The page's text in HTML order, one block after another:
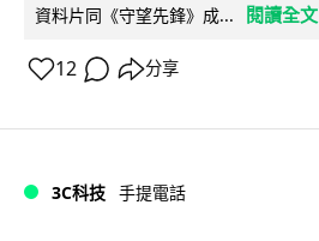
資料片同《守望先鋒》成...
閱讀全文
12 分享
3C科技 手提電話